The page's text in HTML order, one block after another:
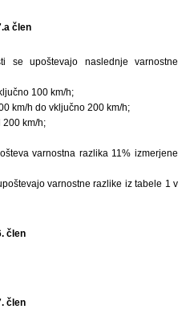
člen
se upoštevajo naslednje varnostne
100 km/h;
km/h do vključno 200 km/h;
200 km/h;
varnostna razlika 11% izmerjene
varnostne razlike iz tabele 1 v
člen
člen